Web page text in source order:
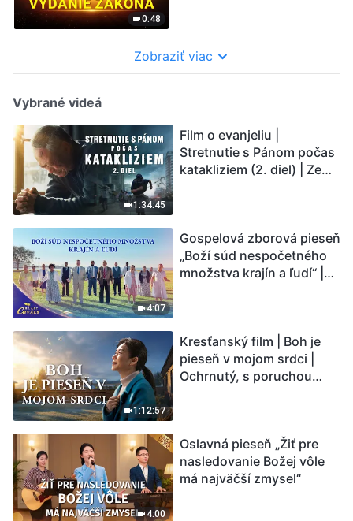
0:48
Zobraziť viac
Vybrané videá
1:34:45
Film o evanjeliu |
Stretnutie s Pánom počas
katakliziem (2. diel) | Zem
Ľudstvu sa začína
odpočítavať čas. Našli ste
spôsob, ako prežiť?
4:07
Gospelová zborová pieseň
„Boží súd nespočetného
množstva krajín a ľudí“ |
1:12:57
Kresťanský film | Boh je
pieseň v mojom srdci |
Ochrnutý, s poruchou
4:00
Oslavná pieseň „Žiť pre
nasledovanie Božej vôle
má najväčší zmysel“